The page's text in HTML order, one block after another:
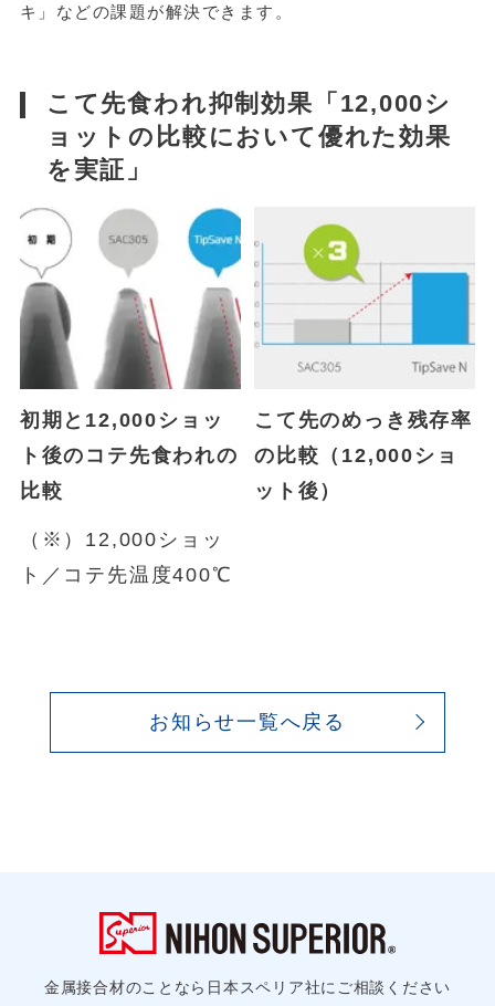
キ」などの課題が解決できます。
こて先食われ抑制効果「12,000シ
ョットの比較において優れた効果
を実証」
初期と12,000ショッ
ト後のコテ先食われの
比較
（※）12,000ショッ
ト／コテ先温度400℃
こて先のめっき残存率
の比較（12,000ショ
ット後）
お知らせ一覧へ戻る
金属接合材のことなら日本スペリア社にご相談ください